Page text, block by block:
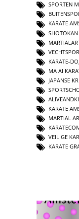
SPORTEN
KARATE
SHOTOKAN
KARATE-DO
MA AI
JAPANSE
KARATE
MARTIAL
VEILIGE
KARATE